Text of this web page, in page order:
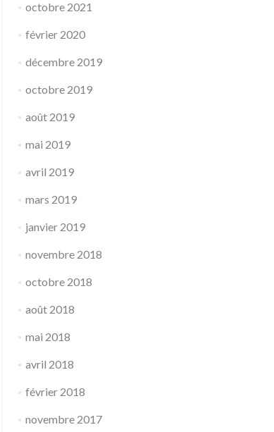
octobre 2021
février 2020
décembre 2019
octobre 2019
août 2019
mai 2019
avril 2019
mars 2019
janvier 2019
novembre 2018
octobre 2018
août 2018
mai 2018
avril 2018
février 2018
novembre 2017